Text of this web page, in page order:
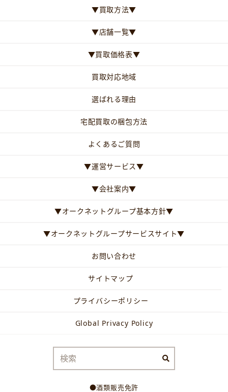
▼買取方法▼
▼店舗一覧▼
▼買取価格表▼
買取対応地域
選ばれる理由
宅配買取の梱包方法
よくあるご質問
▼運営サービス▼
▼会社案内▼
▼オークネットグループ基本方針▼
▼オークネットグループサービスサイト▼
お問い合わせ
サイトマップ
プライバシーポリシー
Global Privacy Policy
●酒類販売免許